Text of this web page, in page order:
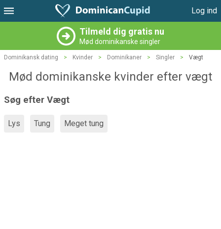
Log ind
Tilmeld dig gratis nu
Mød dominikanske singler
Dominikansk dating > Kvinder > Dominikaner > Singler > Vægt
Mød dominikanske kvinder efter vægt
Søg efter Vægt
Lys Tung Meget tung